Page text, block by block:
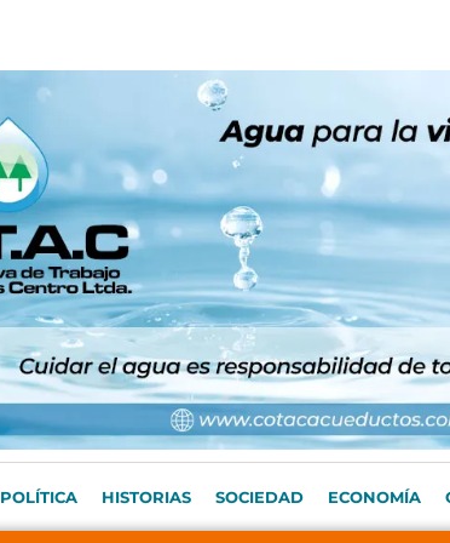
POLÍTICA HISTORIAS SOCIEDAD ECONOMÍA